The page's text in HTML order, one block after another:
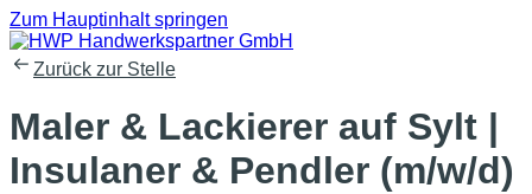
Zum Hauptinhalt springen
Zurück zur Stelle
Maler & Lackierer auf Sylt |
Insulaner & Pendler (m/w/d)